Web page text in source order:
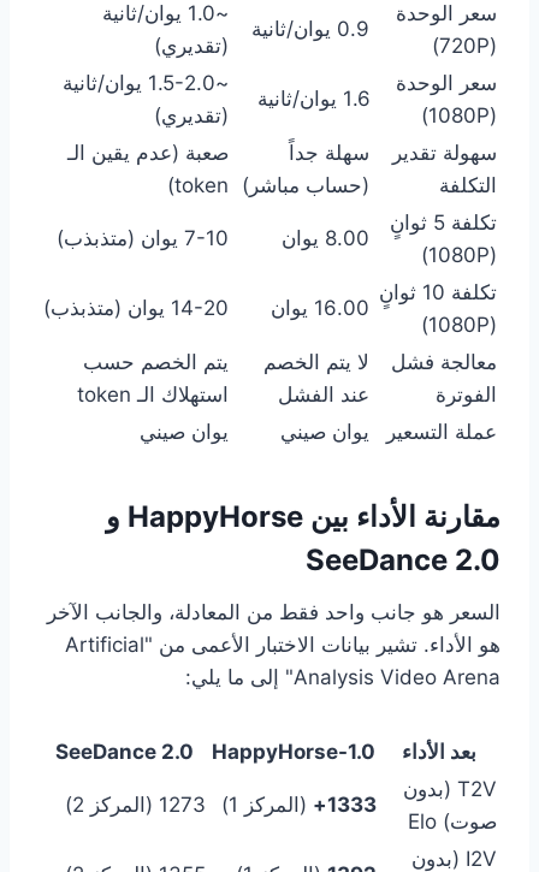
سعر الوحدة
(720P)
0.9 يوان/ثانية
~1.0 يوان/ثانية
(تقديري)
سعر الوحدة
(1080P)
1.6 يوان/ثانية
~1.5-2.0 يوان/ثانية
(تقديري)
سهولة تقدير
التكلفة
سهلة جداً
(حساب مباشر)
صعبة (عدم يقين الـ
token)
تكلفة 5 ثوانٍ
(1080P)
8.00 يوان 7-10 يوان (متذبذب)
تكلفة 10 ثوانٍ
(1080P)
16.00 يوان 14-20 يوان (متذبذب)
معالجة فشل
الفوترة
لا يتم الخصم
عند الفشل
يتم الخصم حسب
استهلاك الـ token
عملة التسعير
يوان صيني يوان صيني
مقارنة الأداء بين HappyHorse و
SeeDance 2.0
السعر هو جانب واحد فقط من المعادلة، والجانب الآخر
هو الأداء. تشير بيانات الاختبار الأعمى من "Artificial
Analysis Video Arena" إلى ما يلي:
بعد الأداء HappyHorse-1.0
SeeDance 2.0
T2V (بدون
صوت) Elo
1333+ (المركز 1) 1273 (المركز 2)
I2V (بدون